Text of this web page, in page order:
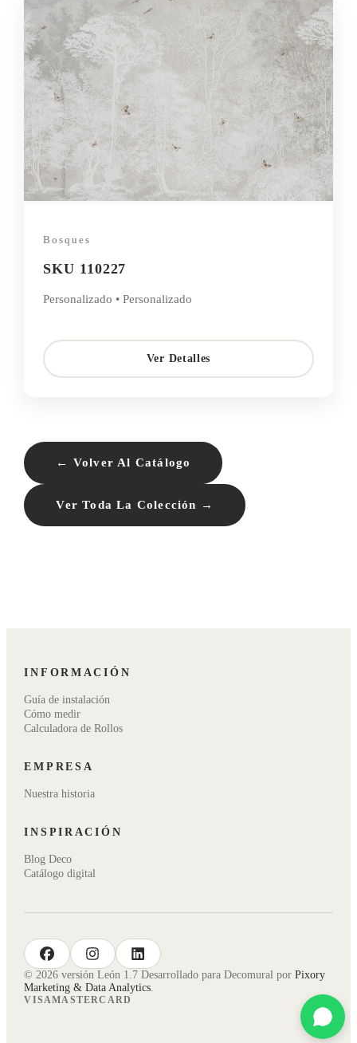
Bosques
SKU 110227
Personalizado • Personalizado
Ver Detalles
← Volver Al Catálogo
Ver Toda La Colección →
INFORMACIÓN
Guía de instalación
Cómo medir
Calculadora de Rollos
EMPRESA
Nuestra historia
INSPIRACIÓN
Blog Deco
Catálogo digital
facebook instagram linkedin
© 2026 versión León 1.7 Desarrollado para Decomural porPixory
Marketing & Data Analytics.
VISAMASTERCARD